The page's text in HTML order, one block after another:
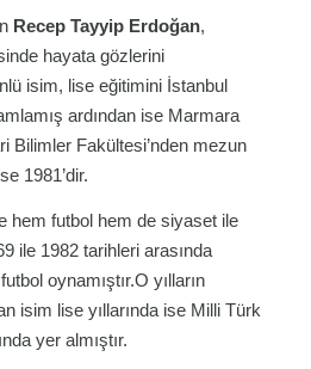
Recep Tayyip Erdoğan,
hayata gözlerini
isim, lise eğitimini İstanbul
ardından ise Marmara
Bilimler Fakültesi’nden mezun
1981’dir.
hem futbol hem de siyaset ile
ile 1982 tarihleri arasında
oynamıştır.O yılların
isim lise yıllarında ise Milli Türk
yer almıştır.